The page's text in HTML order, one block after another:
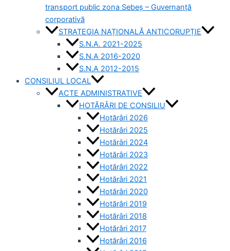
transport public zona Sebeș – Guvernanță
corporativă
STRATEGIA NAȚIONALĂ ANTICORUPȚIE
S.N.A. 2021-2025
S.N.A 2016-2020
S.N.A 2012-2015
CONSILIUL LOCAL
ACTE ADMINISTRATIVE
HOTĂRÂRI DE CONSILIU
Hotărâri 2026
Hotărâri 2025
Hotărâri 2024
Hotărâri 2023
Hotărâri 2022
Hotărâri 2021
Hotărâri 2020
Hotărâri 2019
Hotărâri 2018
Hotărâri 2017
Hotărâri 2016